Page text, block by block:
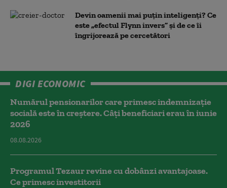
Devin oamenii mai puțin inteligenți? Ce
este „efectul Flynn invers” și de ce îi
îngrijorează pe cercetători
DIGI ECONOMIC
Numărul pensionarilor care primesc indemnizaţie
socială este în creștere. Câți beneficiari erau în iunie
2026
08.08.2026
Programul Tezaur revine cu dobânzi avantajoase.
Ce primesc investitorii